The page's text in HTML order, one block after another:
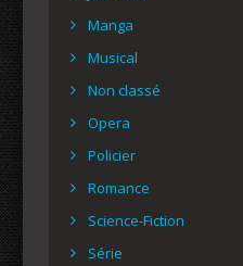
Manga
Musical
Non classé
Opera
Policier
Romance
Science-Fiction
Série